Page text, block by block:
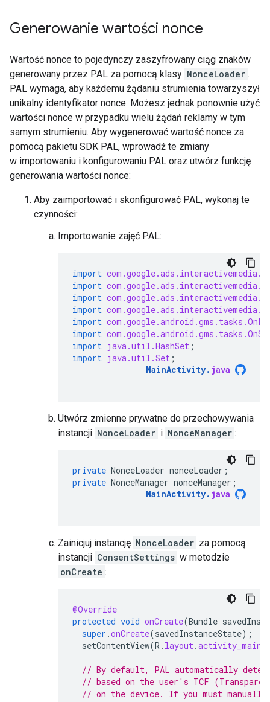
Generowanie wartości nonce
Wartość nonce to pojedynczy zaszyfrowany ciąg znaków
generowany przez PAL za pomocą klasy NonceLoader .
PAL wymaga, aby każdemu żądaniu strumienia towarzyszył
unikalny identyfikator nonce. Możesz jednak ponownie użyć
wartości nonce w przypadku wielu żądań reklamy w tym
samym strumieniu. Aby wygenerować wartość nonce za
pomocą pakietu SDK PAL, wprowadź te zmiany
w importowaniu i konfigurowaniu PAL oraz utwórz funkcję
generowania wartości nonce:
Aby zaimportować i skonfigurować PAL, wykonaj te
czynności:
Importowanie zajęć PAL:
import
import
import
import
import
import
import java.util.HashSet ;
import java.util.Set ;
MainActivity. java
Utwórz zmienne prywatne do przechowywania
instancji NonceLoader i NonceManager :
private NonceLoader nonceLoader ;
private NonceManager nonceManager ;
MainActivity. java
Zainicjuj instancję NonceLoader za pomocą
instancji ConsentSettings w metodzie
onCreate :
@Override
protected void onCreate(Bundle
super .onCreate(savedInstanceState);
setContentView(R . layout.activity_main
// By default, PAL automatically
// based on the user's TCF
// on the device. If you must